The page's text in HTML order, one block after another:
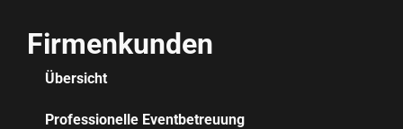
Firmenkunden
Übersicht
Professionelle Eventbetreuung